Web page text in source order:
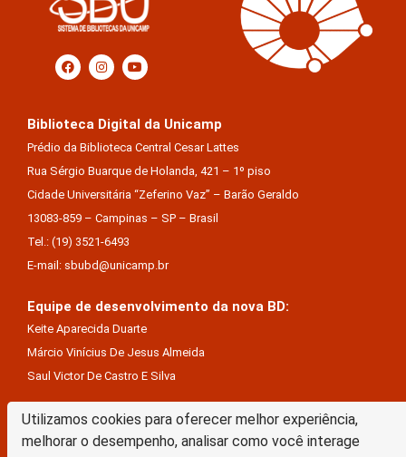
Utilizamos cookies para oferecer melhor experiência,
melhorar o desempenho, analisar como você interage
Biblioteca Digital da Unicamp
Prédio da Biblioteca Central Cesar Lattes
Rua Sérgio Buarque de Holanda, 421 – 1º piso
Cidade Universitária “Zeferino Vaz” – Barão Geraldo
13083-859 – Campinas – SP – Brasil
Tel.: (19) 3521-6493
E-mail: sbubd@unicamp.br
Equipe de desenvolvimento da nova BD:
Keite Aparecida Duarte
Márcio Vinícius De Jesus Almeida
Saul Victor De Castro E Silva
A Biblioteca Digital da Unicamp está licenciado com uma Licença Creative Commons –
Atribuição Sem Derivações 4.0 Internacional